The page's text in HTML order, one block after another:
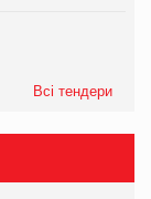
Всі тендери